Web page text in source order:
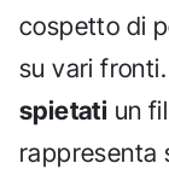
cospetto di
su vari
spietati un
rappresenta